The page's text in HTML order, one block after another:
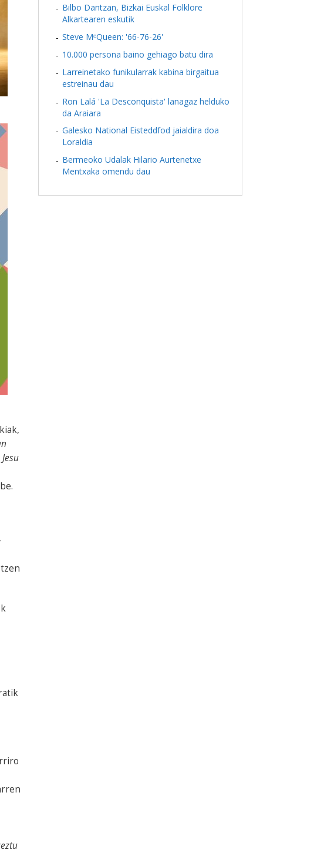
Bilbo Dantzan, Bizkai Euskal Folklore
Alkartearen eskutik
Steve MᶜQueen: '66-76-26'
10.000 persona baino gehiago batu dira
Larreinetako funikularrak kabina birgaitua
estreinau dau
Ron Lalá 'La Desconquista' lanagaz helduko
da Araiara
Galesko National Eisteddfod jaialdira doa
Loraldia
Bermeoko Udalak Hilario Aurtenetxe
Mentxaka omendu dau